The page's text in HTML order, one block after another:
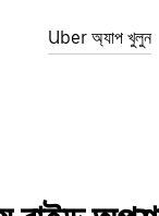
Uber অ্যাপ খুলুন